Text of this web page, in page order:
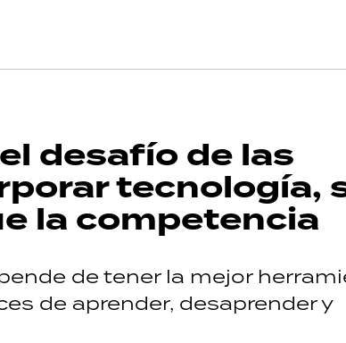
desafío de las
tecnología,
la competencia
de tener la mejor
de aprender, desaprender y